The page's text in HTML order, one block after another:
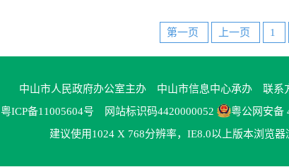
第一页 上一页 1
中山市人民政府办公室主办 中山市信息中心承办 联系
粤ICP备11005604号 网站标识码4420000052
粤公网安备
建议使用1024 X 768分辨率，IE8.0以上版本浏览器